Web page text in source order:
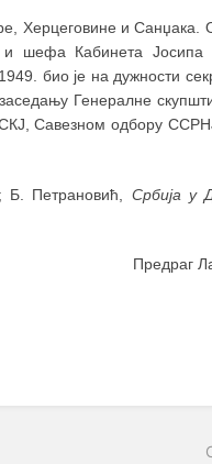
Херцеговине и Санџака.
и шефа Кабинета Јосипа
био је на дужности
Генералне
Савезном одбору
Б. Петрановић, Србија у
Предраг